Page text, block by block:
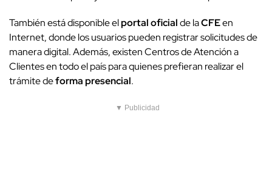
También está disponible elportal oficialde laCFEen
Internet, donde los usuarios pueden registrar solicitudes de
manera digital. Además, existen Centros de Atención a
Clientes en todo el país para quienes prefieran realizar el
trámite deforma presencial.
▼ Publicidad